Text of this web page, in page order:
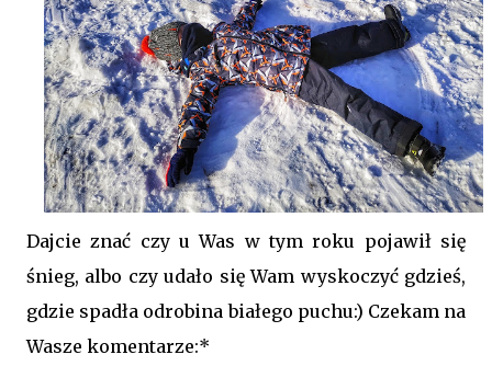
Dajcie znać czy u Was w tym roku pojawił się
śnieg, albo czy udało się Wam wyskoczyć gdzieś,
gdzie spadła odrobina białego puchu:) Czekam na
Wasze komentarze:*